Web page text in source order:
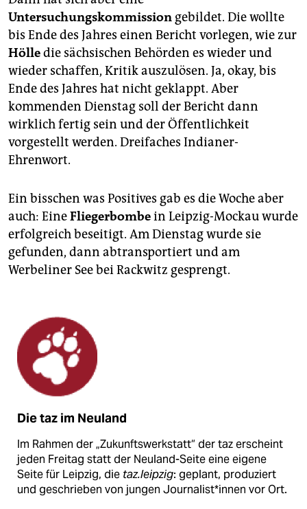
Untersuchungskommission gebildet. Die wollte
bis Ende des Jahres einen Bericht vorlegen, wie zur
Hölledie sächsischen Behörden es wieder und
wieder schaffen, Kritik auszulösen. Ja, okay, bis
Ende des Jahres hat nicht geklappt. Aber
kommenden Dienstag soll der Bericht dann
wirklich fertig sein und der Öffentlichkeit
vorgestellt werden. Dreifaches Indianer-
Ehrenwort.
Ein bisschen was Positives gab es die Woche aber
auch: EineFliegerbombein Leipzig-Mockau wurde
erfolgreich beseitigt. Am Dienstag wurde sie
gefunden, dann abtransportiert und am
Werbeliner See bei Rackwitz gesprengt.
Die taz im Neuland
Im Rahmen der „Zukunftswerkstatt“ der taz erscheint
jeden Freitag statt der Neuland-Seite eine eigene
Seite für Leipzig, die taz.leipzig: geplant, produziert
und geschrieben von jungen Journalist*innen vor Ort.